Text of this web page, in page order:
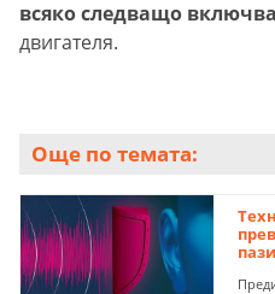
всяко следващо
двигателя.
Още по темата: